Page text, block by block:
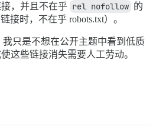
，并且不在乎 rel nofollow 的
接时，不在乎 robots.txt）。
我只是不想在公开主题中看到低质
这些链接消失需要人工劳动。